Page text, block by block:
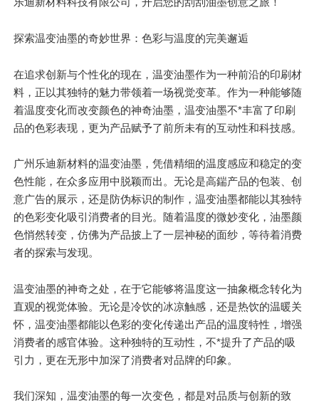
探索温变油墨的奇妙世界：色彩与温度的完美邂逅
在追求创新与个性化的现在 ，温变油墨作为一种前沿的印刷材
料，正以其独特的魅力带领着一场视觉变革。作为一种能够随
着温度变化而改变颜色的神奇油墨，温变油墨不*丰富了印刷
品的色彩表现，更为产品赋予了前所未有的互动性和科技感。
广州乐迪新材料的温变油墨，凭借精细的温度感应和稳定的变
色性能，在众多应用中脱颖而出。无论是高鍴产品的包装、创
意广告的展示，还是防伪标识的制作，温变油墨都能以其独特
的色彩变化吸引消费者的目光。随着温度的微妙变化，油墨颜
色悄然转变，仿佛为产品披上了一层神秘的面纱，等待着消费
者的探索与发现。
温变油墨的神奇之处，在于它能够将温度这一抽象概念转化为
直观的视觉体验。无论是冷饮的冰凉触感，还是热饮的温暖关
怀，温变油墨都能以色彩的变化传递出产品的温度特性，增强
消费者的感官体验。这种独特的互动性，不*提升了产品的吸
引力，更在无形中加深了消费者对品牌的印象。
我们深知，温变油墨的每一次变色，都是对品质与创新的致